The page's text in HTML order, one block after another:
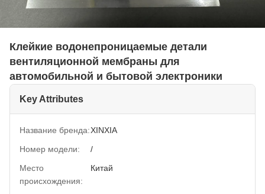
Клейкие водонепроницаемые детали
вентиляционной мембраны для
автомобильной и бытовой электроники
Key Attributes
Название бренда:XINXIA
Номер модели:
/
Место
происхождения:
Китай